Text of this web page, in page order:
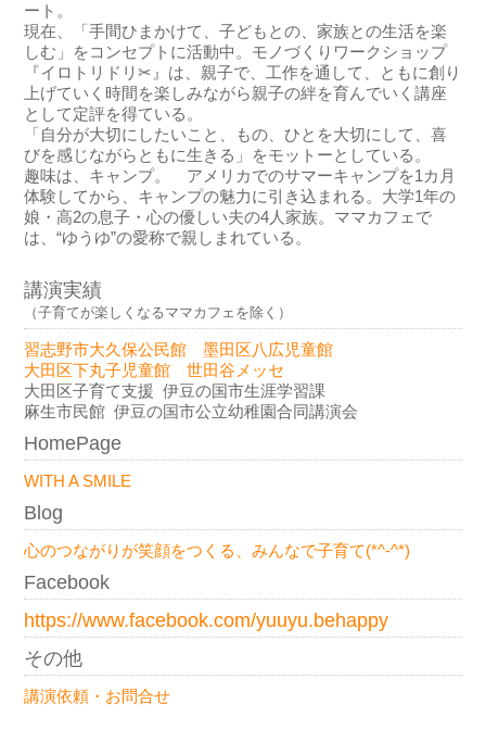
ート。
現在、「手間ひまかけて、子どもとの、家族との生活を楽
しむ」をコンセプトに活動中。モノづくりワークショップ
『イロトリドリ✂』は、 親子で、工作を通して、ともに創り
上げていく時間を楽しみながら親子の絆を育んでいく講座
として定評を得ている。
「自分が大切にしたいこと、もの、ひとを大切にして、喜
びを感じながらともに生きる」をモットーとしている。
趣味は、キャンプ。 アメリカでのサマーキャンプを1カ月
体験してから、キャンプの魅力に引き込まれる。大学1年の
娘・高2の息子・心の優しい夫の4人家族。ママカフェで
は、“ゆうゆ”の愛称で親しまれている。
講演実績
（子育てが楽しくなるママカフェを除く）
習志野市大久保公民館
墨田区八広児童館
大田区下丸子児童館
世田谷メッセ
大田区子育て支援 伊豆の国市生涯学習課
麻生市民館 伊豆の国市公立幼稚園合同講演会
HomePage
WITH A SMILE
Blog
心のつながりが笑顔をつくる、みんなで子育て(*^-^*)
Facebook
https://www.facebook.com/yuuyu.behappy
その他
講演依頼・お問合せ